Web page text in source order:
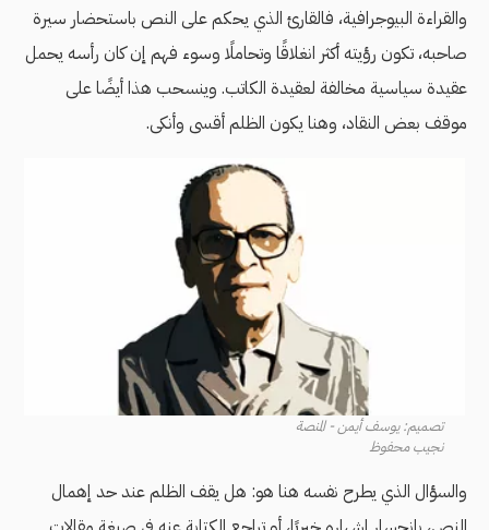
والقراءة البيوجرافية، فالقارئ الذي يحكم على النص باستحضار سيرة
صاحبه، تكون رؤيته أكثر انغلاقًا وتحاملًا وسوء فهم إن كان رأسه يحمل
عقيدة سياسية مخالفة لعقيدة الكاتب. وينسحب هذا أيضًا على
موقف بعض النقاد، وهنا يكون الظلم أقسى وأنكى.
تصميم: يوسف أيمن - المنصة
نجيب محفوظ
والسؤال الذي يطرح نفسه هنا هو: هل يقف الظلم عند حد إهمال